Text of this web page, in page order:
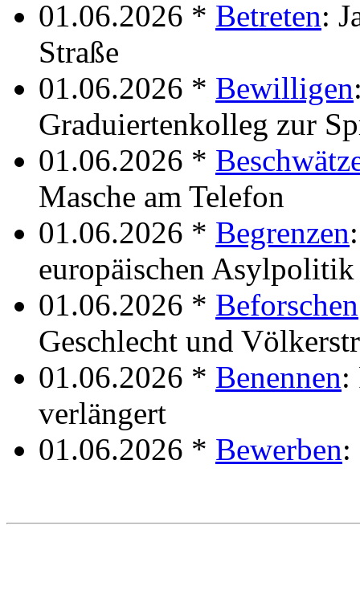
01.06.2026 * Betreten:
Straße
01.06.2026 * Bewilligen
Graduiertenkolleg zur
01.06.2026 *
Masche am Telefon
01.06.2026 * Begrenzen
europäischen Asylpolitik
01.06.2026 * Beforschen
Geschlecht und
01.06.2026 * Benennen:
verlängert
01.06.2026 * Bewerben: